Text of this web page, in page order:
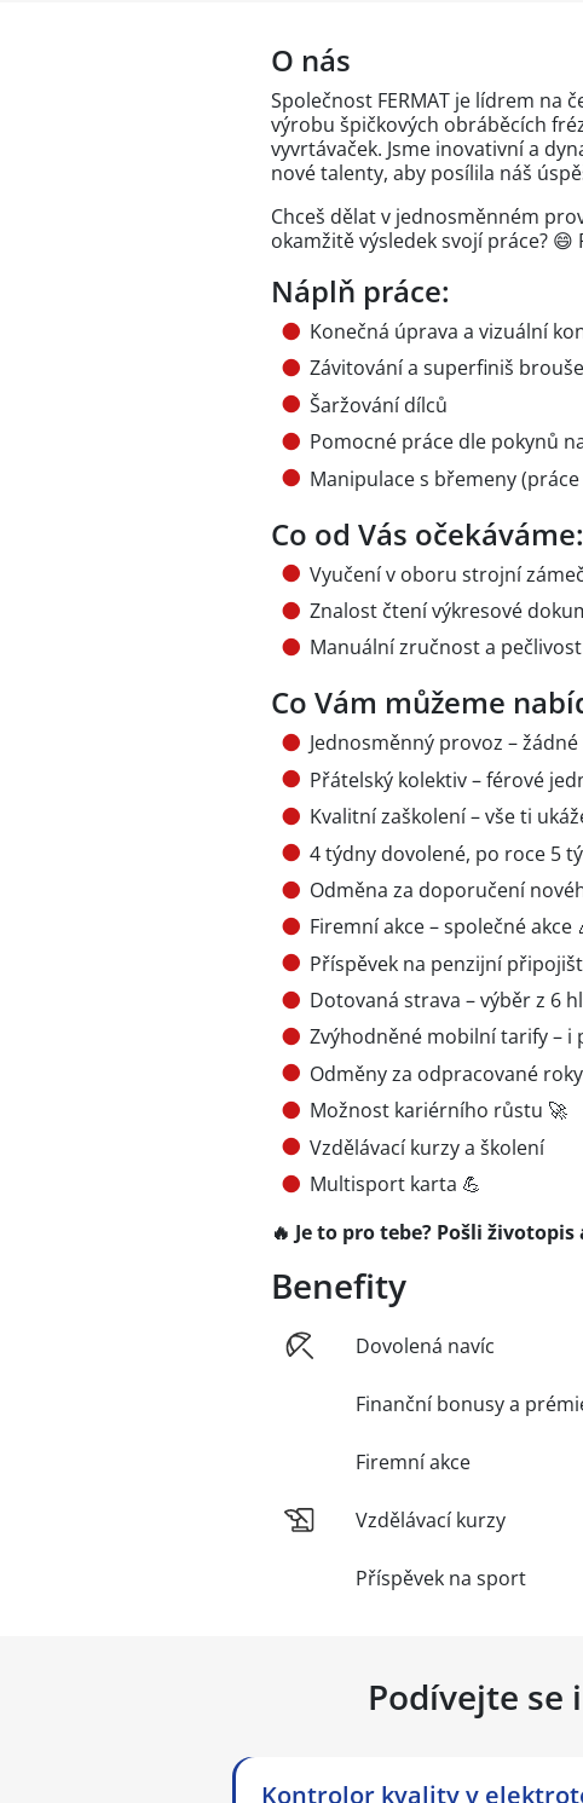
O nás
Společnost FERMAT je lídrem
výrobu špičkových obráběcích
vyvrtávaček. Jsme inovativní a
nové talenty, aby posílila náš
Chceš dělat v jednosměnném
okamžitě výsledek svojí práce? 😄
Náplň práce:
Konečná úprava a vizuální
Závitování a superfiniš
Šaržování dílců
Pomocné práce dle pokynů
Manipulace s břemeny
Co od Vás očekáváme:
Vyučení v oboru strojní
Znalost čtení výkresové
Manuální zručnost a pečlivost
Co Vám můžeme
Jednosměnný provoz –
Přátelský kolektiv – férové
Kvalitní zaškolení – vše ti
4 týdny dovolené, po roce 5
Odměna za doporučení
Firemní akce – společné akce
Příspěvek na penzijní
Dotovaná strava – výběr z 6
Zvýhodněné mobilní tarify – i
Odměny za odpracované roky
Možnost kariérního růstu 🚀
Vzdělávací kurzy a školení
Multisport karta 💪
🔥 Je to pro tebe? Pošli životopis
Benefity
Dovolená navíc
Finanční bonusy a
Firemní akce
Vzdělávací kurzy
Příspěvek na sport
Podívejte se
Kontrolor kvality v